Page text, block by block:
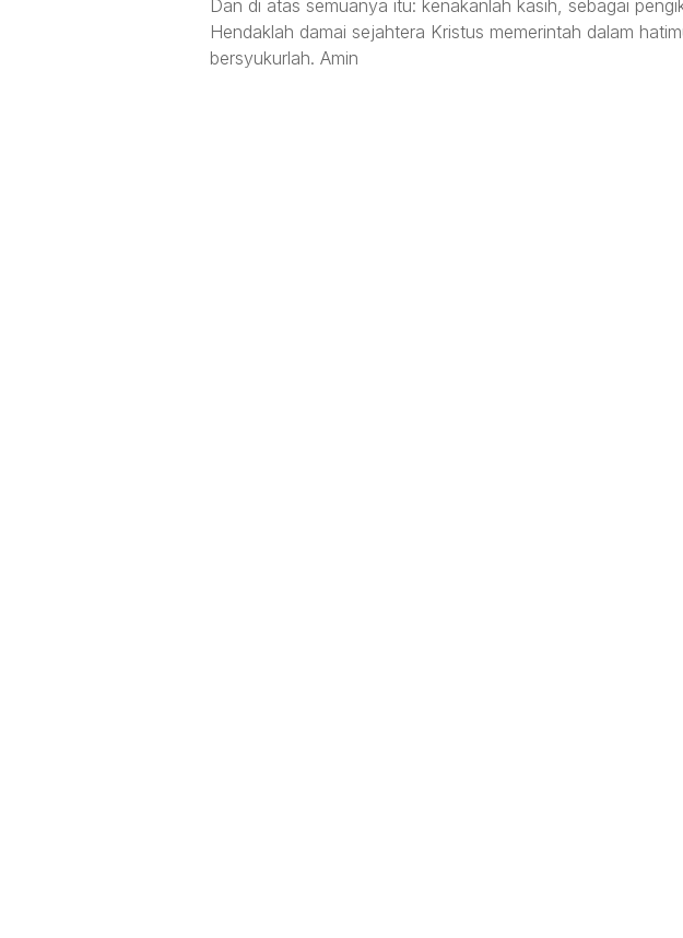
Dan di atas semuanya itu: kenakanlah kasih, sebagai
Hendaklah damai sejahtera Kristus memerintah dalam
bersyukurlah. Amin